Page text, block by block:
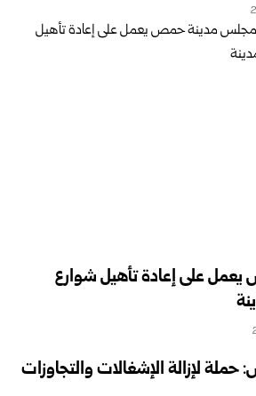
على إعادة تأهيل شوارع
لإزالة الإشغالات والتجاوزات